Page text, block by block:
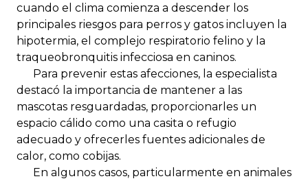
cuando el clima comienza a descender los
principales riesgos para perros y gatos incluyen la
hipotermia, el complejo respiratorio felino y la
traqueobronquitis infecciosa en caninos.
Para prevenir estas afecciones, la especialista
destacó la importancia de mantener a las
mascotas resguardadas, proporcionarles un
espacio cálido como una casita o refugio
adecuado y ofrecerles fuentes adicionales de
calor, como cobijas.
En algunos casos, particularmente en animales